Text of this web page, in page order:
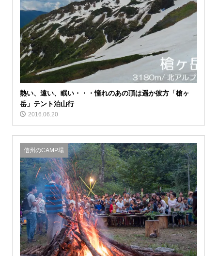
熱い、遠い、眠い・・・憧れのあの頂は遥か彼方「槍ヶ
岳」テント泊山行
2016.06.20
信州のCAMP場